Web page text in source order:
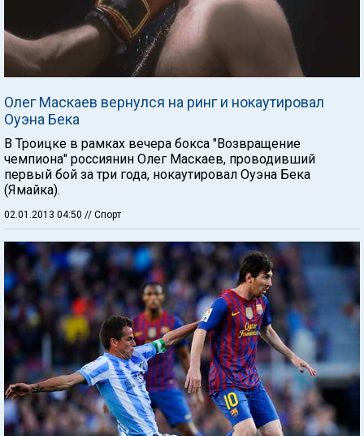
Олег Маскаев вернулся на ринг и нокаутировал
Оуэна Бека
В Троицке в рамках вечера бокса "Возвращение
чемпиона" россиянин Олег Маскаев, проводивший
первый бой за три года, нокаутировал Оуэна Бека
(Ямайка).
02.01.2013 04:50 // Спорт